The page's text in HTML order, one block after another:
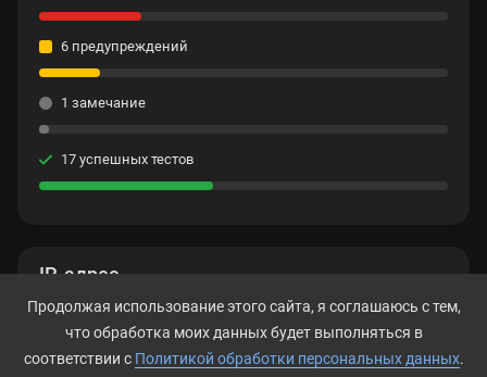
IP-адрес
172.67.146.22
6 предупреждений
1 замечание
17 успешных тестов
Продолжая использование этого сайта, я соглашаюсь с тем,
что обработка моих данных будет выполняться в
соответствии с Политикой обработки персональных данных.